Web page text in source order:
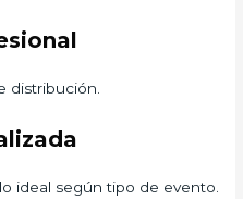
distribución.
ideal según tipo de evento.